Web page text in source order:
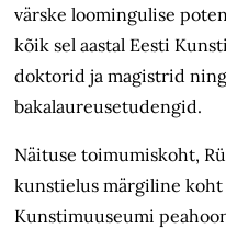
värske loomingulise
kõik sel aastal Eesti
doktorid ja magistrid
bakalaureusetudengid.
Näituse toimumiskoht,
kunstielus märgiline koht
Kunstimuuseumi